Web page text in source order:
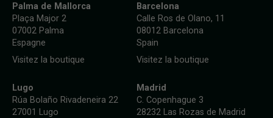
Palma de Mallorca
Plaça Major 2
07002 Palma
Espagne
Visitez la boutique
Barcelona
Calle Ros de Olano, 11
08012 Barcelona
Spain
Visitez la boutique
Lugo
Rúa Bolaño Rivadeneira 22
27001 Lugo
Madrid
C. Copenhague 3
28232 Las Rozas de Madrid